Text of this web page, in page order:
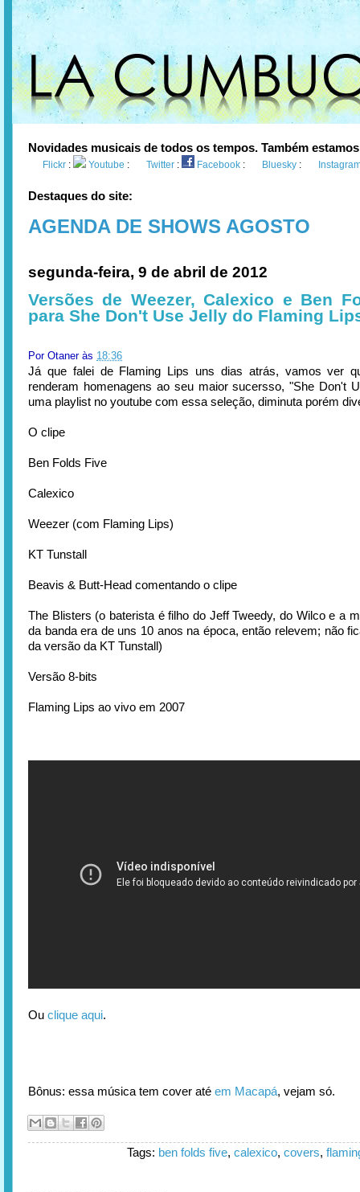
Novidades musicais de todos os tempos. Também
Flickr : Youtube : Twitter : Facebook : Bluesky :
Destaques do site:
AGENDA DE SHOWS AGOSTO
segunda-feira, 9 de abril de 2012
Versões de Weezer, Calexico e Ben
para She Don't Use Jelly do Flaming
Por Otaner às 18:36
Já que falei de Flaming Lips uns dias atrás, vamos ver
renderam homenagens ao seu maior sucersso, "She Don't
uma playlist no youtube com essa seleção, diminuta porém
O clipe
Ben Folds Five
Calexico
Weezer (com Flaming Lips)
KT Tunstall
Beavis & Butt-Head comentando o clipe
The Blisters (o baterista é filho do Jeff Tweedy, do Wilco e a
da banda era de uns 10 anos na época, então relevem; não
da versão da KT Tunstall)
Versão 8-bits
Flaming Lips ao vivo em 2007
Ou clique aqui.
Bônus: essa música tem cover até em Macapá, vejam só.
Tags: ben folds five, calexico, covers,